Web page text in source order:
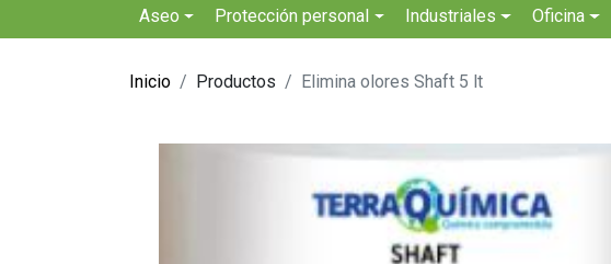
Aseo Protección personal Industriales Oficina
Inicio Productos Elimina olores Shaft 5 lt